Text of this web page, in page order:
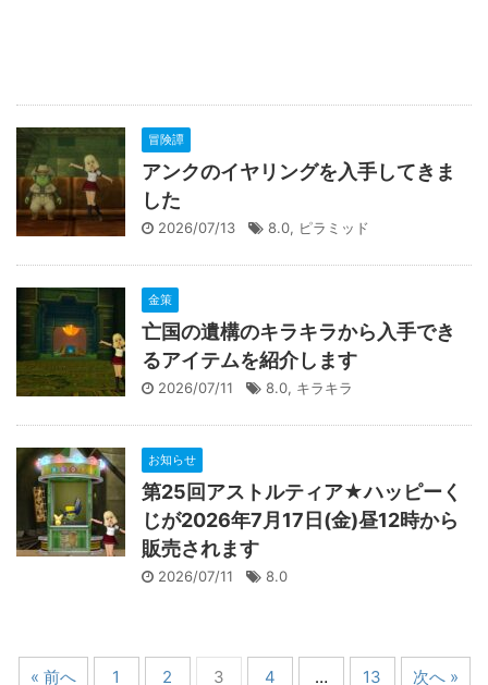
冒険譚
アンクのイヤリングを入手してきま
した
2026/07/13 8.0, ピラミッド
金策
亡国の遺構のキラキラから入手でき
るアイテムを紹介します
2026/07/11 8.0, キラキラ
お知らせ
第25回アストルティア★ハッピーく
じが2026年7月17日(金)昼12時から
販売されます
2026/07/11 8.0
« 前へ 1 2 3 4 … 13 次へ »